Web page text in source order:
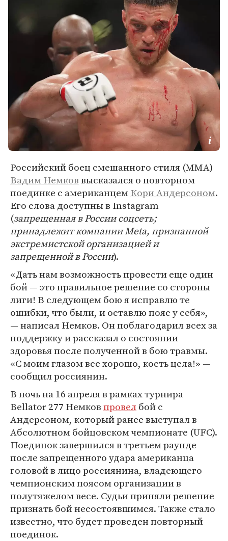
Российский боец смешанного стиля (MMA)
Вадим Немковвысказался о повторном
поединке с американцемКори Андерсоном.
Его слова доступны в Instagram
(запрещенная в России соцсеть;
принадлежит компании Meta, признанной
экстремистской организацией и
запрещенной в России).
«Дать нам возможность провести еще один
бой — это правильное решение со стороны
лиги! В следующем бою я исправлю те
ошибки, что были, и оставлю пояс у себя»,
— написал Немков. Он поблагодарил всех за
поддержку и рассказал о состоянии
здоровья после полученной в бою травмы.
«С моим глазом все хорошо, кость цела!» —
сообщил россиянин.
В ночь на 16 апреля в рамках турнира
Bellator 277 Немковпровелбой с
Андерсоном, который ранее выступал в
Абсолютном бойцовском чемпионате (UFC).
Поединок завершился в третьем раунде
после запрещенного удара американца
головой в лицо россиянина, владеющего
чемпионским поясом организации в
полутяжелом весе. Судьи приняли решение
признать бой несостоявшимся. Также стало
известно, что будет проведен повторный
поединок.